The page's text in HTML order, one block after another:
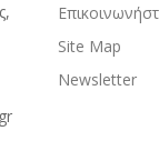
Site Map
Newsletter